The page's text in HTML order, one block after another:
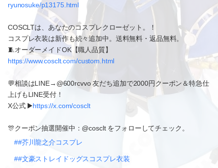
ryunosuke/p13175.html
COSCLTは、あなたのコスプレクローゼット。！
コスプレ衣装は新作も続々追加中。送料無料・返品無料。
🧵オーダーメイドOK【職人品質】
https://www.cosclt.com/custom.html
💬相談はLINE→@600rcvvo 友だち追加で2000円クーポン＆特急仕
上げもLINE受付！
X公式 ▶️https://x.com/cosclt
🎊クーポン抽選開催中：@cosclt をフォローしてチェック。
##芥川龍之介コスプレ
##文豪ストレイドッグスコスプレ衣装